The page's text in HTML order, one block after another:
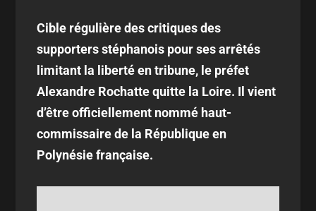
Cible régulière des critiques des
supporters stéphanois pour ses arrêtés
limitant la liberté en tribune, le préfet
Alexandre Rochatte quitte la Loire. Il vient
d’être officiellement nommé haut-
commissaire de la République en
Polynésie française.